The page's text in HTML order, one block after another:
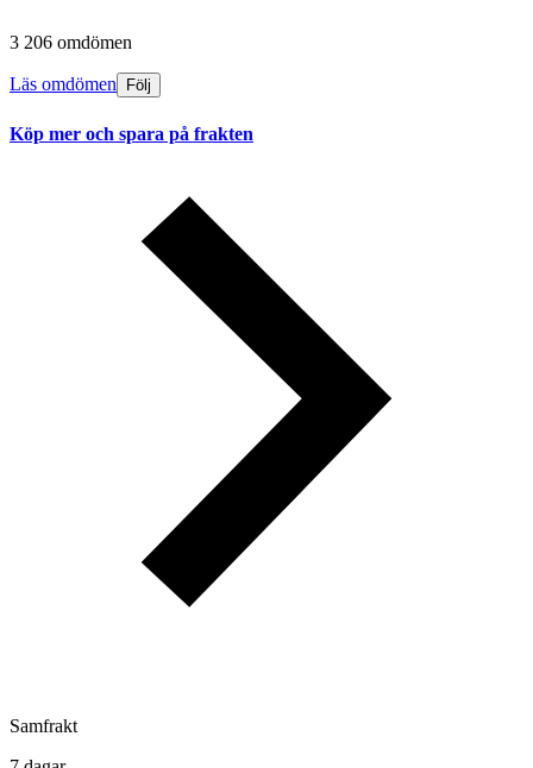
3 206 omdömen
Läs omdömen Följ
Köp mer och spara på frakten
Samfrakt